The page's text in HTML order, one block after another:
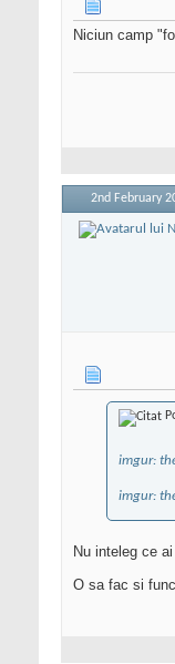
Niciun camp
2nd February
imgur:
imgur:
Nu inteleg ce
O sa fac si